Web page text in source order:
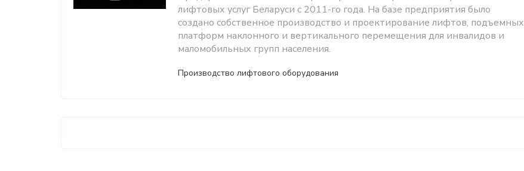
лифтовых услуг Беларуси с 2011-го года. На базе предприятия было
создано собственное производство и проектирование лифтов, подъемных
платформ наклонного и вертикального перемещения для инвалидов и
маломобильных групп населения.
Производство лифтового оборудования